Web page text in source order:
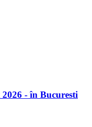
- în Bucuresti